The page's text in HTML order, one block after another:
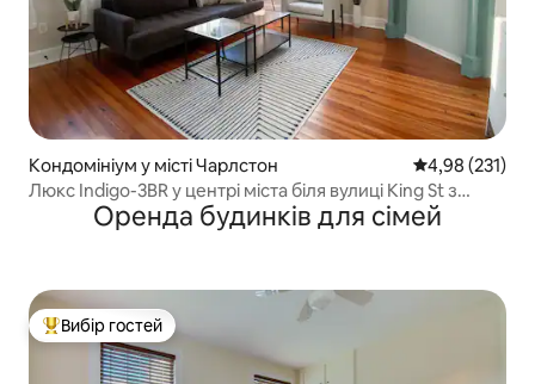
Кондомініум у місті Чарлстон Середня
4,98 (231)
Люкс Indigo-3BR у центрі міста біля вулиці King St з
парковкою на 2 автомобілі
Оренда будинків для сімей
Топ вибір гостей
Вибір гостей